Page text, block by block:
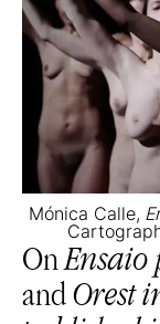
Mónica Calle,
On
andOrest